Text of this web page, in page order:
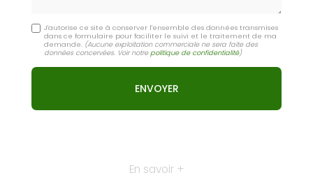
J'autorise ce site à conserver l'ensemble des données transmises
dans ce formulaire pour faciliter le suivi et le traitement de ma
demande. (Aucune exploitation commerciale ne sera faite des
données concervées. Voir notrepolitique de confidentialité)
En savoir +